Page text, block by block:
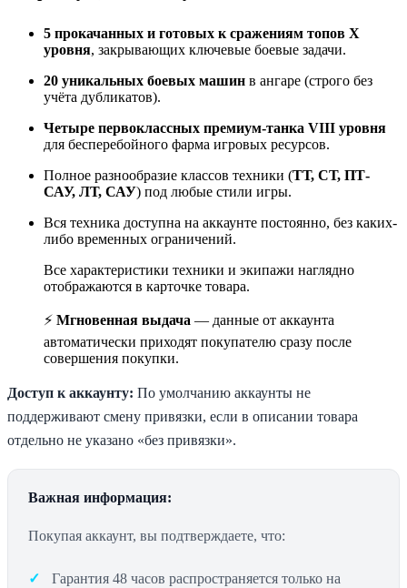
5 прокачанных и готовых к сражениям топов X
уровня, закрывающих ключевые боевые задачи.
20 уникальных боевых машин в ангаре (строго без
учёта дубликатов).
Четыре первоклассных премиум-танка VIII уровня
для бесперебойного фарма игровых ресурсов.
Полное разнообразие классов техники (ТТ, СТ, ПТ-
САУ, ЛТ, САУ) под любые стили игры.
Вся техника доступна на аккаунте постоянно, без каких-
либо временных ограничений.
Все характеристики техники и экипажи наглядно
отображаются в карточке товара.
⚡️ Мгновенная выдача — данные от аккаунта
автоматически приходят покупателю сразу после
совершения покупки.
Доступ к аккаунту: По умолчанию аккаунты не
поддерживают смену привязки, если в описании товара
отдельно не указано «без привязки».
Важная информация:
Покупая аккаунт, вы подтверждаете, что:
Гарантия 48 часов распространяется только на